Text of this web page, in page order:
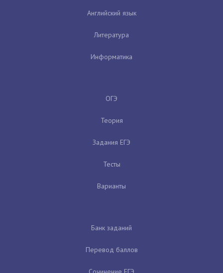
Английский язык
Литература
Информатика
ОГЭ
Теория
Задания ЕГЭ
Тесты
Варианты
Банк заданий
Перевод баллов